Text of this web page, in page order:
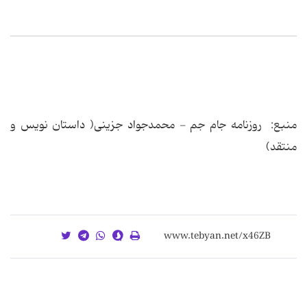
منبع: روزنامه جام جم - محمدجواد جزینی( داستان نویس و
منتقد)